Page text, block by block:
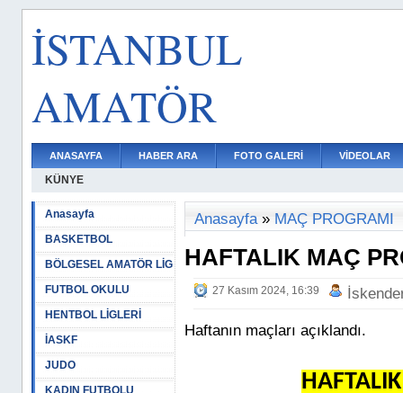
İSTANBUL
AMATÖR
ANASAYFA HABER ARA FOTO GALERİ VİDEOLAR
KÜNYE
Anasayfa
BASKETBOL
BÖLGESEL AMATÖR LİG
FUTBOL OKULU
HENTBOL LİGLERİ
İASKF
JUDO
KADIN FUTBOLU
Anasayfa» MAÇ PROGRAMI
HAFTALIK MAÇ
27 Kasım 2024, 16:39
Haftanın maçları açıklandı.